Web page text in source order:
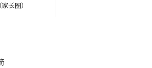
长圈）